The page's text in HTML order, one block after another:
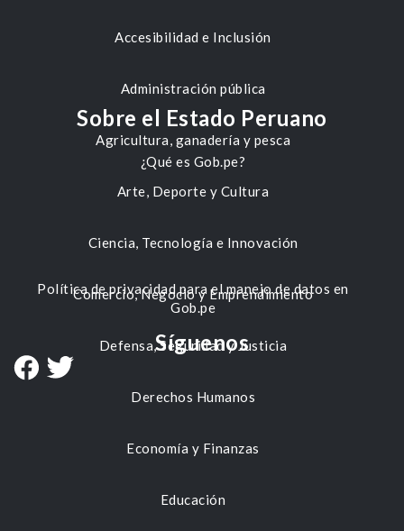
Accesibilidad e Inclusión
Administración pública
Agricultura, ganadería y pesca
Arte, Deporte y Cultura
Ciencia, Tecnología e Innovación
Comercio, Negocio y Emprendimiento
Defensa, Seguridad y Justicia
Derechos Humanos
Economía y Finanzas
Educación
Sobre el Estado Peruano
¿Qué es Gob.pe?
Política de privacidad para el manejo de datos en
Gob.pe
Síguenos